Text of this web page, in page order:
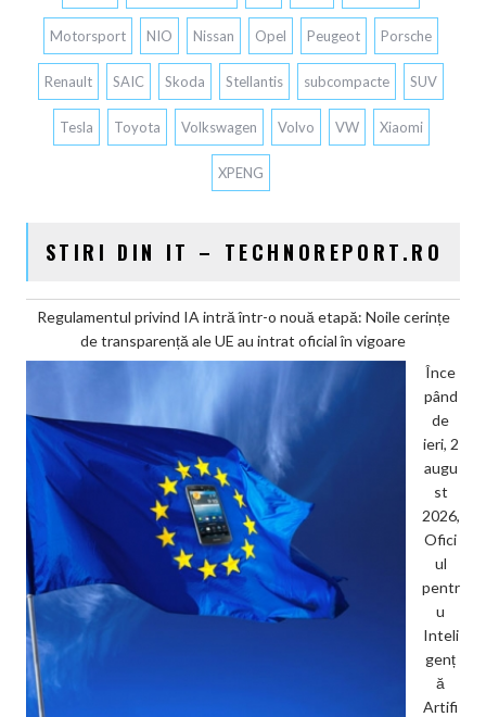
Motorsport NIO Nissan Opel Peugeot Porsche
Renault SAIC Skoda Stellantis subcompacte SUV
Tesla Toyota Volkswagen Volvo VW Xiaomi
XPENG
STIRI DIN IT – TECHNOREPORT.RO
Regulamentul privind IA intră într-o nouă etapă: Noile cerințe
de transparență ale UE au intrat oficial în vigoare
Înce
pând
de
ieri, 2
augu
st
2026,
Ofici
ul
pentr
u
Inteli
genț
ă
Artifi